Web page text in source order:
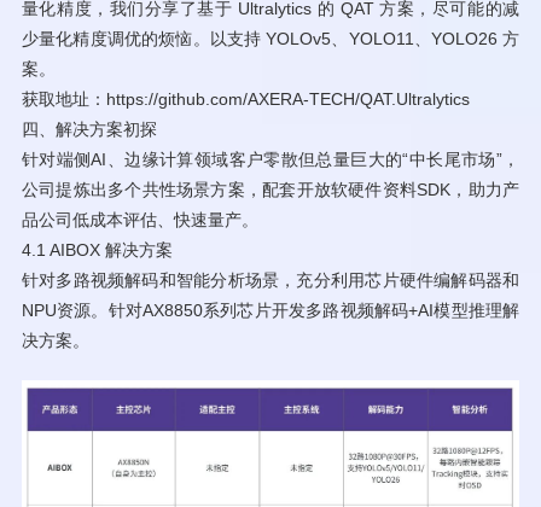
量化精度，我们分享了基于 Ultralytics 的 QAT 方案，尽可能的减
少量化精度调优的烦恼。以支持 YOLOv5、YOLO11、YOLO26 方
案。
获取地址：https://github.com/AXERA-TECH/QAT.Ultralytics
四、解决方案初探
针对端侧AI、边缘计算领域客户零散但总量巨大的“中长尾市场”，
公司提炼出多个共性场景方案，配套开放软硬件资料SDK，助力产
品公司低成本评估、快速量产。
4.1 AIBOX 解决方案
针对多路视频解码和智能分析场景，充分利用芯片硬件编解码器和
NPU资源。针对AX8850系列芯片开发多路视频解码+AI模型推理解
决方案。